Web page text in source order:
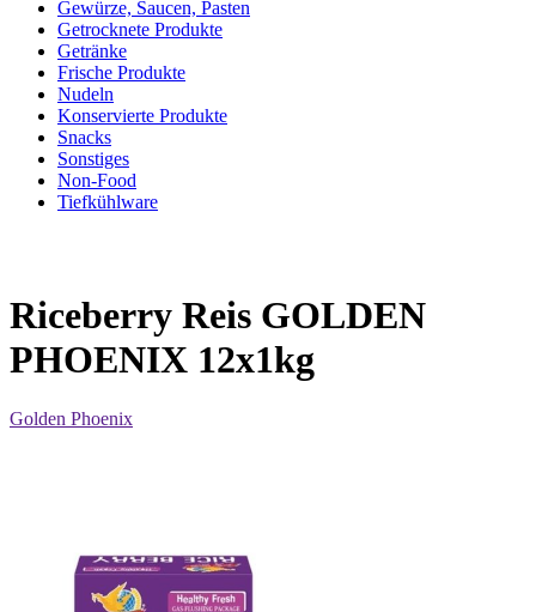
Gewürze, Saucen, Pasten
Getrocknete Produkte
Getränke
Frische Produkte
Nudeln
Konservierte Produkte
Snacks
Sonstiges
Non-Food
Tiefkühlware
Riceberry Reis GOLDEN
PHOENIX 12x1kg
Golden Phoenix